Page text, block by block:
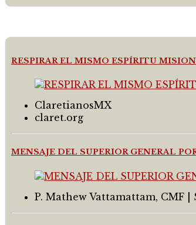
RESPIRAR EL MISMO ESPÍRITU
ClaretianosMX
claret.org
MENSAJE DEL SUPERIOR GENERAL
P. Mathew Vattamattam, CMF